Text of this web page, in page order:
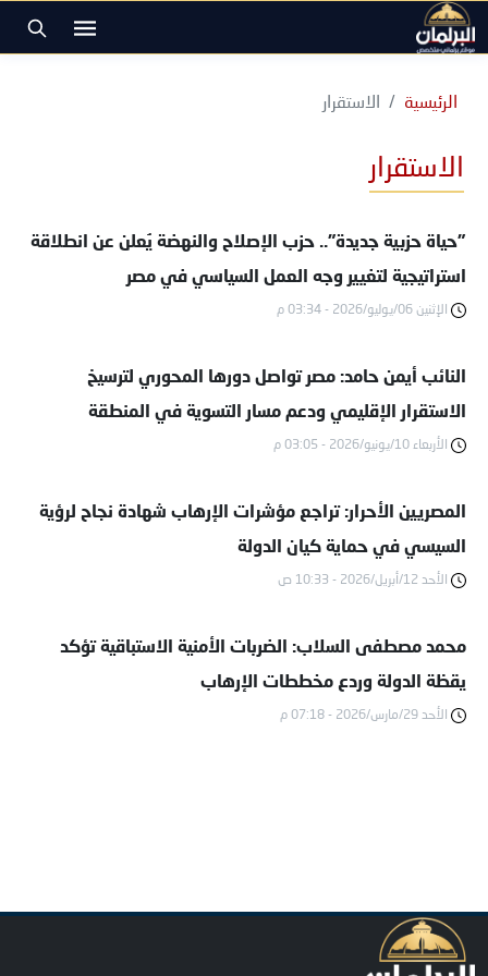
الرئيسية الاستقرار
الاستقرار
"حياة حزبية جديدة".. حزب الإصلاح والنهضة يُعلن عن انطلاقة
استراتيجية لتغيير وجه العمل السياسي في مصر
الإثنين 06/يوليو/2026 - 03:34 م
النائب أيمن حامد: مصر تواصل دورها المحوري لترسيخ
الاستقرار الإقليمي ودعم مسار التسوية في المنطقة
الأربعاء 10/يونيو/2026 - 03:05 م
المصريين الأحرار: تراجع مؤشرات الإرهاب شهادة نجاح لرؤية
السيسي في حماية كيان الدولة
الأحد 12/أبريل/2026 - 10:33 ص
محمد مصطفى السلاب: الضربات الأمنية الاستباقية تؤكد
يقظة الدولة وردع مخططات الإرهاب
الأحد 29/مارس/2026 - 07:18 م